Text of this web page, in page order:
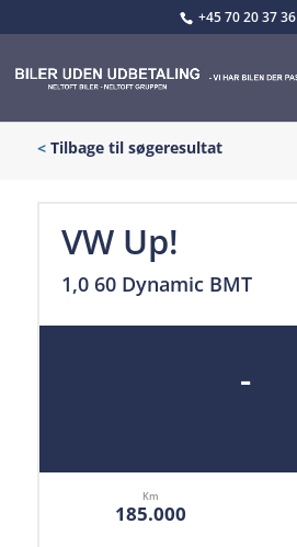
+45 70 20 37 36
< Tilbage til søgeresultat
VW Up!
1,0 60 Dynamic BMT
-
Km
185.000